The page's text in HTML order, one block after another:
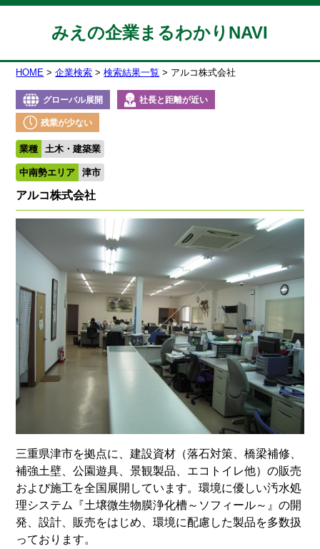
みえの企業まるわかりNAVI
HOME 企業検索 検索結果一覧 アルコ株式会社
グローバル展開 社長と距離が近い
残業が少ない
業種 土木・建築業
中南勢エリア 津市
アルコ株式会社
三重県津市を拠点に、建設資材（落石対策、橋梁補修、
補強土壁、公園遊具、景観製品、エコトイレ他）の販売
および施工を全国展開しています。環境に優しい汚水処
理システム『土壌微生物膜浄化槽～ソフィール～』の開
発、設計、販売をはじめ、環境に配慮した製品を多数扱
っております。